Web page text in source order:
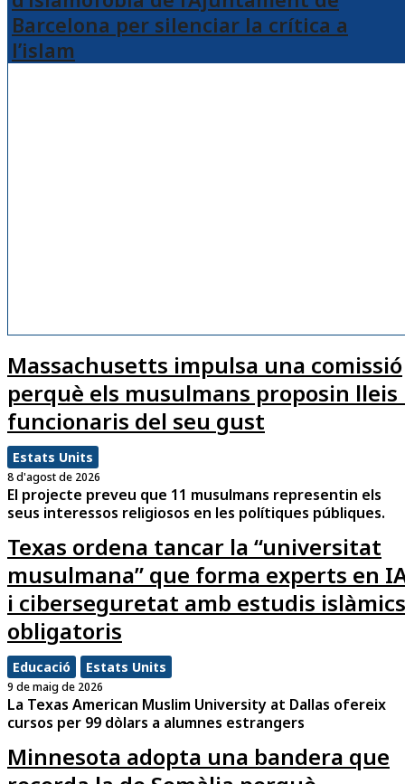
Barcelona per silenciar la crítica a
l’islam
Massachusetts impulsa una comissió
perquè els musulmans proposin lleis
funcionaris del seu gust
Estats Units
8 d'agost de 2026
El projecte preveu que 11 musulmans representin els
seus interessos religiosos en les polítiques públiques.
Texas ordena tancar la “universitat
musulmana” que forma experts en
i ciberseguretat amb estudis islàmics
obligatoris
Educació Estats Units
9 de maig de 2026
La Texas American Muslim University at Dallas ofereix
cursos per 99 dòlars a alumnes estrangers
Minnesota adopta una bandera que